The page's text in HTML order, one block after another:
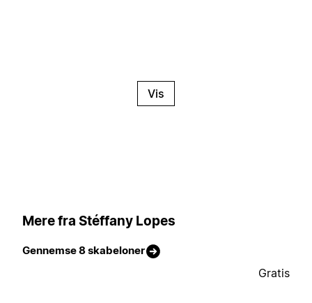
Vis
Mere fra Stéffany Lopes
Gennemse 8 skabeloner
Gratis